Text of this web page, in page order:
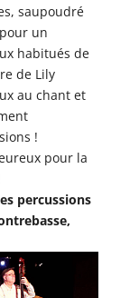
saupoudré
un
habitués de
de Lily
au chant et
!
pour la
percussions